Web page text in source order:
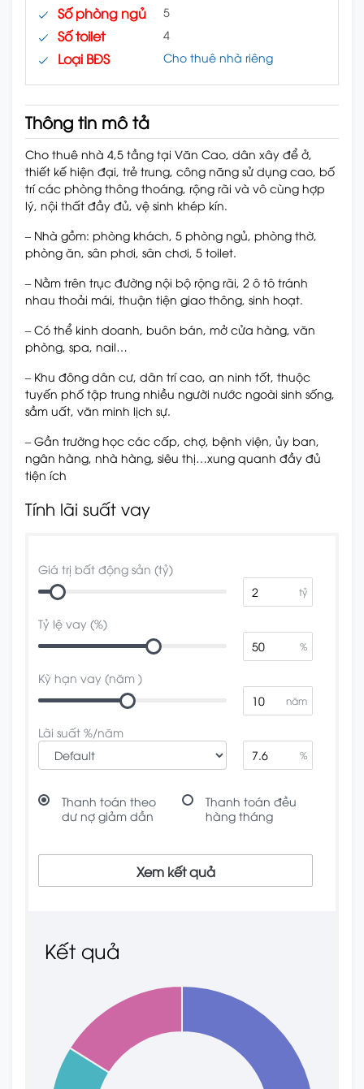
Số phòng ngủ 5
Số toilet 4
Loại BĐS Cho thuê nhà riêng
Thông tin mô tả
Cho thuê nhà 4,5 tầng tại Văn Cao, dân xây để ở,
thiết kế hiện đại, trẻ trung, công năng sử dụng cao, bố
trí các phòng thông thoáng, rộng rãi và vô cùng hợp
lý, nội thất đầy đủ, vệ sinh khép kín.
– Nhà gồm: phòng khách, 5 phòng ngủ, phòng thờ,
phòng ăn, sân phơi, sân chơi, 5 toilet.
– Nằm trên trục đường nội bộ rộng rãi, 2 ô tô tránh
nhau thoải mái, thuận tiện giao thông, sinh hoạt.
– Có thể kinh doanh, buôn bán, mở cửa hàng, văn
phòng, spa, nail…
– Khu đông dân cư, dân trí cao, an ninh tốt, thuộc
tuyến phố tập trung nhiều người nước ngoài sinh sống,
sầm uất, văn minh lịch sự.
– Gần trường học các cấp, chợ, bệnh viện, ủy ban,
ngân hàng, nhà hàng, siêu thị…xung quanh đầy đủ
tiện ích
Tính lãi suất vay
Giá trị bất động sản (tỷ)
tỷ
Tỷ lệ vay (%)
%
Kỳ hạn vay (năm )
năm
Lãi suất %/năm
%
Thanh toán theo
dư nợ giảm dần
Thanh toán đều
hàng tháng
Xem kết quả
Kết quả